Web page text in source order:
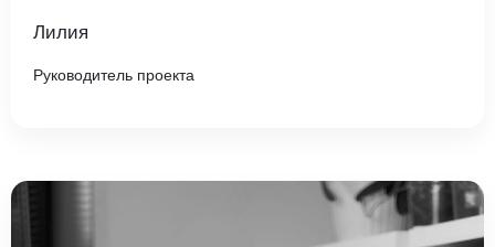
Лилия
Руководитель проекта